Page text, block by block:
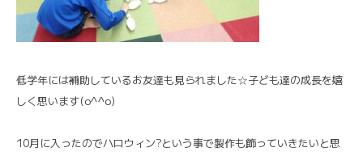
低学年には補助しているお友達も見られました☆子ども達の成長を嬉
しく思います(o^^o)
10月に入ったのでハロウィン?という事で製作も飾っていきたいと思